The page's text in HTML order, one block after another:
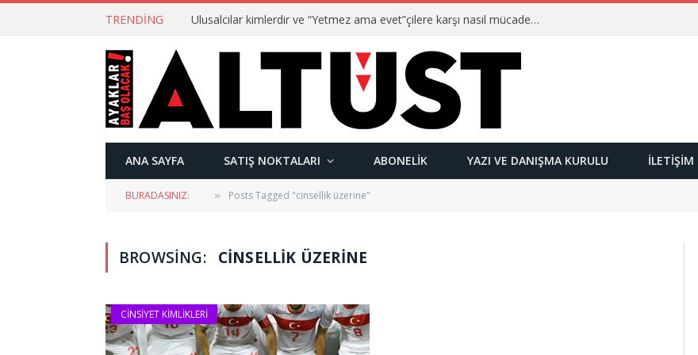
TRENDING Ulusalcılar kimlerdir ve “Yetmez ama evet”çilere karşı nasıl mücadele ederler?
ANA SAYFA SATIŞ NOKTALARI ABONELIK YAZI VE DANIŞMA KURULU İLETIŞIM
BURADASINIZ: » Posts Tagged "cinsellik üzerine"
BROWSING: CINSELLIK ÜZERINE
CINSIYET KIMLIKLERI